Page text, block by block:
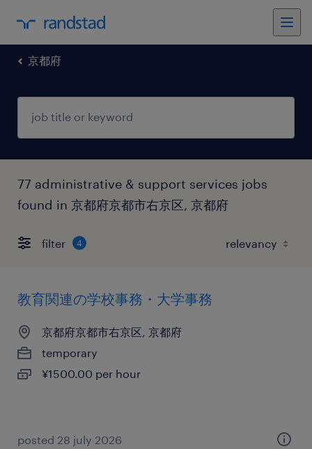
京都府
77 administrative & support services jobs
found in 京都府京都市右京区, 京都府
filter 4
教育関連の学校事務・大学事務
京都府京都市右京区, 京都府
temporary
¥1500.00 per hour
posted 28 july 2026